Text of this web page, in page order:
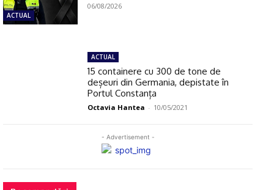
ACTUAL
06/08/2026
ACTUAL
15 containere cu 300 de tone de
deșeuri din Germania, depistate în
Portul Constanța
Octavia Hantea - 10/05/2021
- Advertisement -